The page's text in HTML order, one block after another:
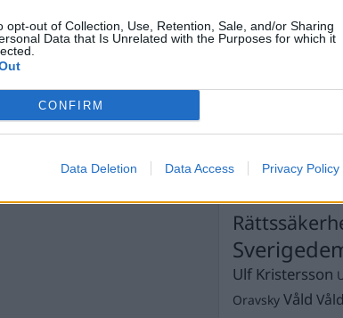
opt-out of Collection, Use, Retention, Sale, and/or Sharing
Data that Is Unrelated with the Purposes for which it
CONFIRM
Data Deletion Data Access Privacy Policy
Jimmie Åkesson
Lagar
Silventoinen Petter
Poliser
Ulf Kristersson
Oravsky Våld